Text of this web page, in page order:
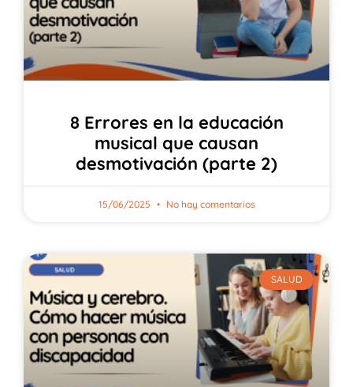
8 Errores en la educación
musical que causan
desmotivación (parte 2)
15/06/2025 No hay comentarios
SALUD